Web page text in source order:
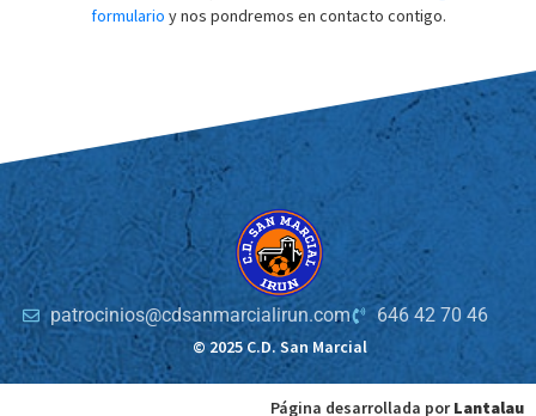
formulario y nos pondremos en contacto contigo.
patrocinios@cdsanmarcialirun.com
646 42 70 46
© 2025 C.D. San Marcial
Página desarrollada porLantalau